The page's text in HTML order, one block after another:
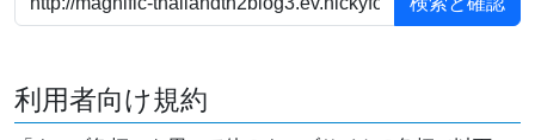
利用者向け規約